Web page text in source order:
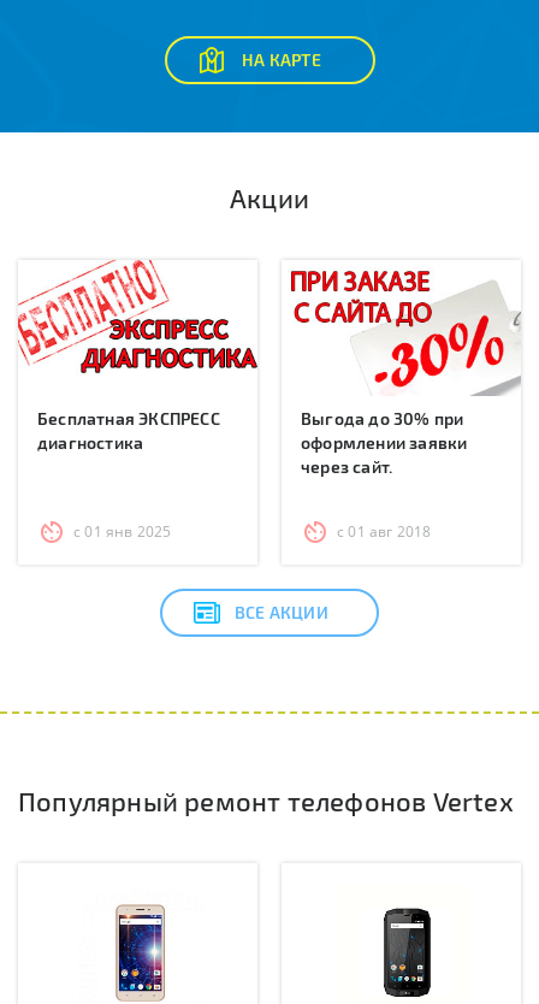
НА КАРТЕ
Акции
Бесплатная ЭКСПРЕСС
диагностика
с 01 янв 2025
Выгода до 30% при
оформлении заявки
через сайт.
с 01 авг 2018
ВСЕ АКЦИИ
Популярный ремонт телефонов Vertex